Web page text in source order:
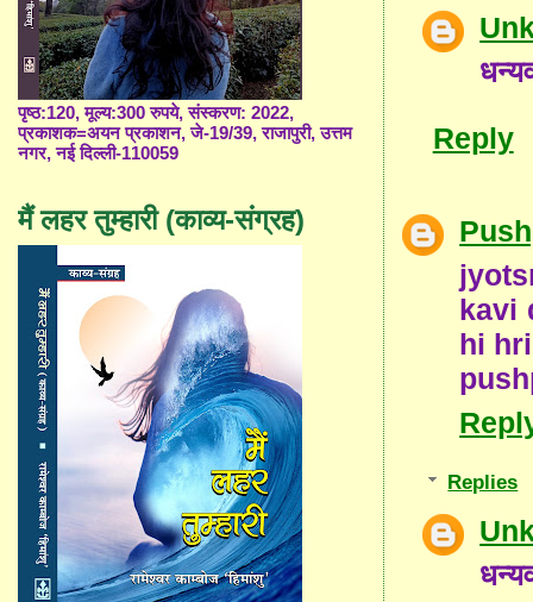
Reply
kavi
hi
Replies
पृष्ठ:120, मूल्य:300 रुपये, संस्करण: 2022,
प्रकाशक=अयन प्रकाशन, जे-19/39, राजापुरी, उत्तम
नगर, नई दिल्ली-110059
मैं लहर तुम्हारी (काव्य-संग्रह)